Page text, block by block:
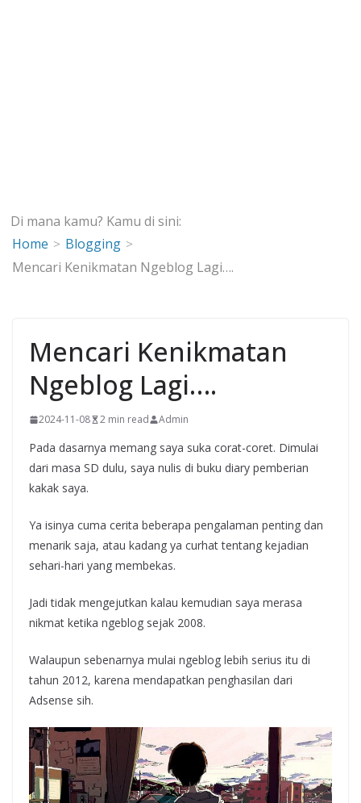
Di mana kamu? Kamu di sini:
Home
Blogging
Mencari Kenikmatan Ngeblog Lagi….
Mencari Kenikmatan
Ngeblog Lagi….
2024-11-08 2 min read Admin
Pada dasarnya memang saya suka corat-coret. Dimulai
dari masa SD dulu, saya nulis di buku diary pemberian
kakak saya.
Ya isinya cuma cerita beberapa pengalaman penting dan
menarik saja, atau kadang ya curhat tentang kejadian
sehari-hari yang membekas.
Jadi tidak mengejutkan kalau kemudian saya merasa
nikmat ketika ngeblog sejak 2008.
Walaupun sebenarnya mulai ngeblog lebih serius itu di
tahun 2012, karena mendapatkan penghasilan dari
Adsense sih.